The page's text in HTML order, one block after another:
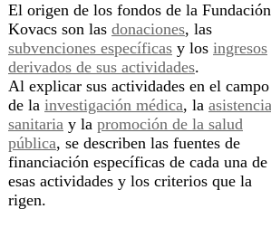
El origen de los fondos de la Fundación
Kovacs son las donaciones, las
subvenciones específicas y los ingresos
derivados de sus actividades.
Al explicar sus actividades en el campo
de la investigación médica, la asistencia
sanitaria y la promoción de la salud
pública, se describen las fuentes de
financiación específicas de cada una de
esas actividades y los criterios que la
rigen.